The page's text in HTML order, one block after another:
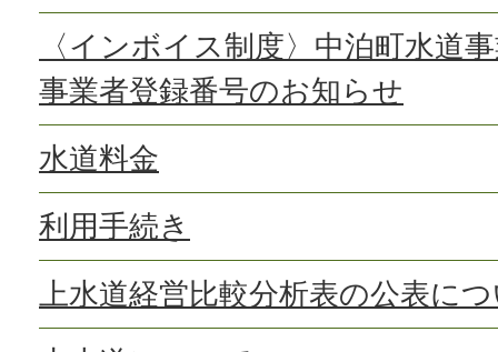
〈インボイス制度〉中泊町水道
事業者登録番号のお知らせ
水道料金
利用手続き
上水道経営比較分析表の公表に